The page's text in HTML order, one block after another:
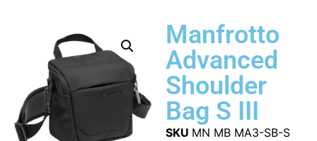
Manfrotto
Advanced
Shoulder
Bag S III
SKU MN MB MA3-SB-S